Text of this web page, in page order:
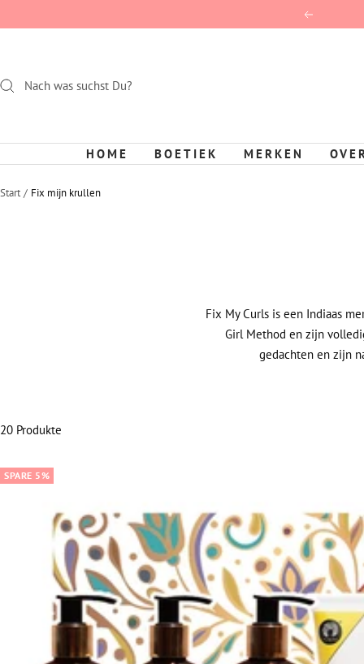
naar
Terug
HOME BOETIEK MERKEN
Start Fix mijn krullen
Fix My Curls is een Indiaas
Girl Method en zijn
gedachten en zijn
20 Produkte
SPARE 5%